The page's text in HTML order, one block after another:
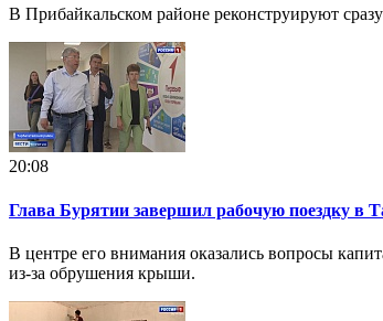
В Прибайкальском районе реконструируют
20:08
Глава Бурятии завершил рабочую поездку в
В центре его внимания оказались вопросы
из-за обрушения крыши.